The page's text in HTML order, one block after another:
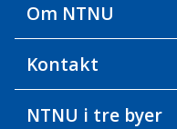
Om NTNU
Kontakt
NTNU i tre byer